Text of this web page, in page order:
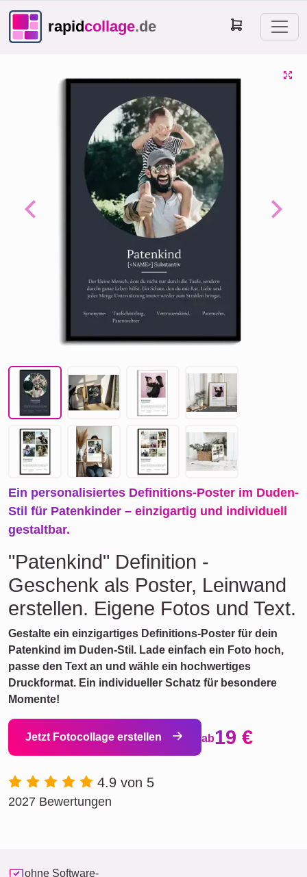
rapidcollage.de
Previous Next
Ein personalisiertes Definitions-Poster im Duden-
Stil für Patenkinder – einzigartig und individuell
gestaltbar.
"Patenkind" Definition -
Geschenk als Poster, Leinwand
erstellen. Eigene Fotos und Text.
Gestalte ein einzigartiges Definitions-Poster für dein
Patenkind im Duden-Stil. Lade einfach ein Foto hoch,
passe den Text an und wähle ein hochwertiges
Druckformat. Ein individueller Schatz für besondere
Momente!
Jetzt Fotocollage erstellen ab19 €
4.9 von 5
2027 Bewertungen
ohne Software-